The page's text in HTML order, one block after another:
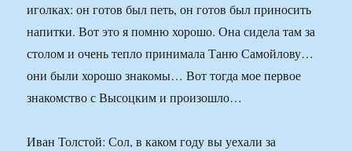
иголках: он готов был петь, он готов был приносить
напитки. Вот это я помню хорошо. Она сидела там за
столом и очень тепло принимала Таню Самойлову…
они были хорошо знакомы… Вот тогда мое первое
знакомство с Высоцким и произошло…
Иван Толстой: Сол, в каком году вы уехали за